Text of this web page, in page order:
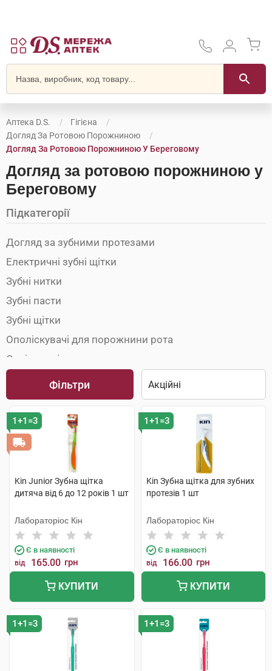
Аптека D.S.
Гігієна
Догляд За Ротовою Порожниною
Догляд За Ротовою Порожниною У Береговому
Догляд за ротовою порожниною у
Береговому
Підкатегорії
Догляд за зубними протезами
Електричні зубні щітки
Зубні нитки
Зубні пасти
Зубні щітки
Ополіскувачі для порожнини рота
Освіжувачі подиху
Фільтри
1+1=3
Kin Junior Зубна щітка
дитяча від 6 до 12 років 1 шт
Лабораторіос Кін
Є в наявності
від 165.00 грн
КУПИТИ
1+1=3
Kin Зубна щітка для зубних
протезів 1 шт
Лабораторіос Кін
Є в наявності
від 166.00 грн
КУПИТИ
1+1=3 1+1=3